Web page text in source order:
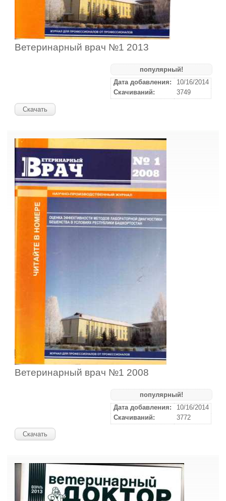
Ветеринарный врач №1 2013
популярный!
Дата добавления:
10/16/2014
Скачиваний:
3749
Скачать
Ветеринарный врач №1 2008
популярный!
Дата добавления:
10/16/2014
Скачиваний:
3772
Скачать